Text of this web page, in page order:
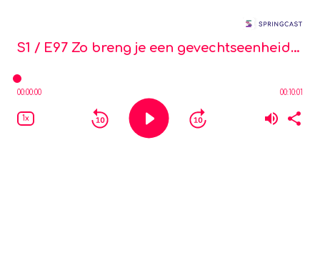
S1 / E97 Zo breng je een gevechtseenheid naar huis en energiebesparende maatregelen
00:00:00 00:10:01
1x